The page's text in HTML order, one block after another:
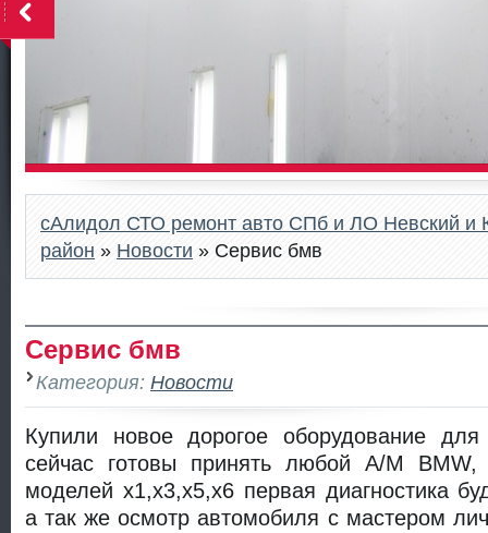
сАлидол СТО ремонт авто СПб и ЛО Невский и
район » Новости » Сервис бмв
Сервис бмв
Категория: Новости
Купили новое дорогое оборудование
сейчас готовы принять любой А/М
моделей x1,x3,x5,x6 первая диагностика
а так же осмотр автомобиля с мастером